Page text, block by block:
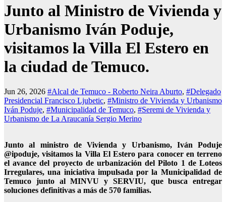
Junto al Ministro de Vivienda y
Urbanismo Iván Poduje,
visitamos la Villa El Estero en
la ciudad de Temuco.
Jun 26, 2026 #Alcal de Temuco - Roberto Neira Aburto, #Delegado
Presidencial Francisco Ljubetic, #Ministro de Vivienda y Urbanismo
Iván Poduje, #Municipalidad de Temuco, #Seremi de Vivienda y
Urbanismo de La Araucanía Sergio Merino
Junto al ministro de Vivienda y Urbanismo, Iván Poduje
@ipoduje, visitamos la Villa El Estero para conocer en terreno
el avance del proyecto de urbanización del Piloto 1 de Loteos
Irregulares, una iniciativa impulsada por la Municipalidad de
Temuco junto al MINVU y SERVIU, que busca entregar
soluciones definitivas a más de 570 familias.